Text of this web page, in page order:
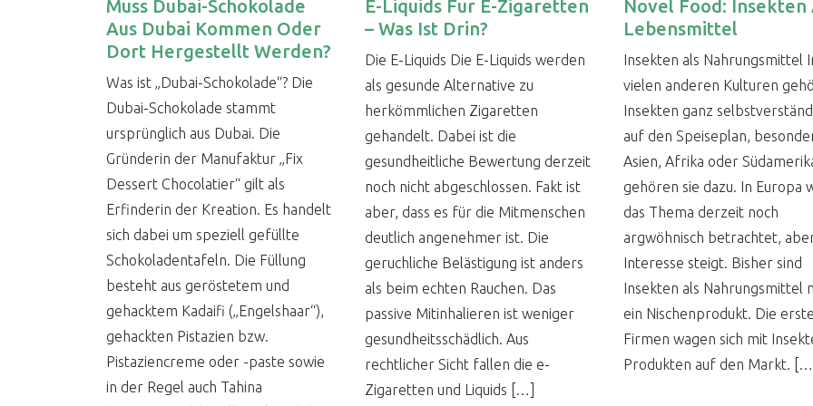
Muss Dubai-Schokolade
Aus Dubai Kommen Oder
Dort Hergestellt Werden?
Was ist „Dubai-Schokolade“? Die
Dubai-Schokolade stammt
ursprünglich aus Dubai. Die
Gründerin der Manufaktur „Fix
Dessert Chocolatier“ gilt als
Erfinderin der Kreation. Es handelt
sich dabei um speziell gefüllte
Schokoladentafeln. Die Füllung
besteht aus geröstetem und
gehacktem Kadaifi („Engelshaar“),
gehackten Pistazien bzw.
Pistaziencreme oder -paste sowie
in der Regel auch Tahina
E-Liquids Für E-Zigaretten
– Was Ist Drin?
Die E-Liquids Die E-Liquids werden
als gesunde Alternative zu
herkömmlichen Zigaretten
gehandelt. Dabei ist die
gesundheitliche Bewertung derzeit
noch nicht abgeschlossen. Fakt ist
aber, dass es für die Mitmenschen
deutlich angenehmer ist. Die
geruchliche Belästigung ist anders
als beim echten Rauchen. Das
passive Mitinhalieren ist weniger
gesundheitsschädlich. Aus
rechtlicher Sicht fallen die e-
Zigaretten und Liquids […]
Novel Food: Insekten
Lebensmittel
Insekten als Nahrungsmittel
vielen anderen Kulturen
Insekten ganz
auf den Speiseplan,
Asien, Afrika oder
gehören sie dazu. In Europa
das Thema derzeit noch
argwöhnisch betrachtet,
Interesse steigt. Bisher sind
Insekten als Nahrungsmittel
ein Nischenprodukt. Die
Firmen wagen sich mit
Produkten auf den Markt.